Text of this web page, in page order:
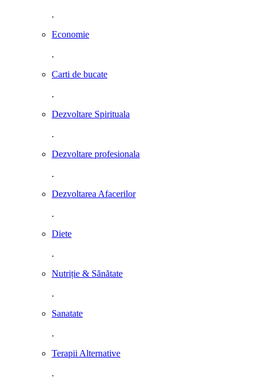
.
Economie
.
Carti de bucate
.
Dezvoltare Spirituala
.
Dezvoltare profesionala
.
Dezvoltarea Afacerilor
.
Diete
.
Nutriție & Sănătate
.
Sanatate
.
Terapii Alternative
.